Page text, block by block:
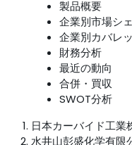
製品概要
企業別市場シ
企業別カバレ
財務分析
最近の動向
合併・買収
SWOT分析
日本カーバイド工業
水井山彭盛化学有限